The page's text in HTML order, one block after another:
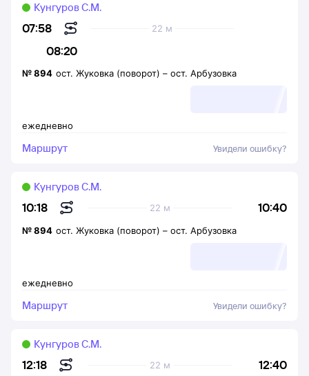
07:58
08:20
22 м
Кунгуров С.М.
ежедневно
№894 ост. Жуковка (поворот) – ост. Арбузовка
Маршрут Увидели ошибку?
10:18 10:40
22 м
Кунгуров С.М.
ежедневно
№894 ост. Жуковка (поворот) – ост. Арбузовка
Маршрут Увидели ошибку?
12:18 12:40
22 м
Кунгуров С.М.